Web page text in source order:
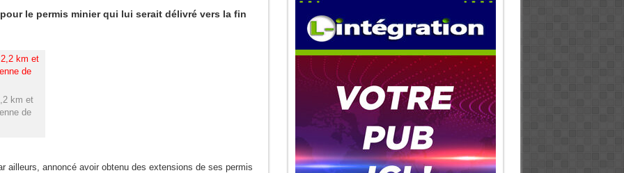
le permis minier qui lui serait délivré vers la fin
km et
de
ailleurs, annoncé avoir obtenu des extensions de ses permis